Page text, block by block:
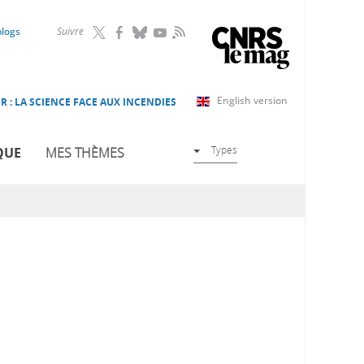
Suivre RSS
English version
: LA SCIENCE FACE AUX INCENDIES
MES THÈMES Types